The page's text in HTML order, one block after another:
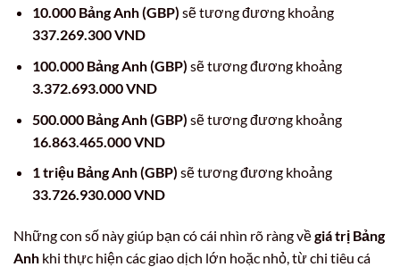
10.000 Bảng Anh (GBP) sẽ tương đương khoảng
337.269.300 VND
100.000 Bảng Anh (GBP) sẽ tương đương khoảng
3.372.693.000 VND
500.000 Bảng Anh (GBP) sẽ tương đương khoảng
16.863.465.000 VND
1 triệu Bảng Anh (GBP) sẽ tương đương khoảng
33.726.930.000 VND
Những con số này giúp bạn có cái nhìn rõ ràng vềgiá trị Bảng
Anh khi thực hiện các giao dịch lớn hoặc nhỏ, từ chi tiêu cá